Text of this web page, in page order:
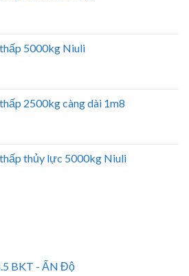
5000kg Niuli
2500kg càng dài 1m8
thủy lực 5000kg Niuli
BKT - ẤN Độ